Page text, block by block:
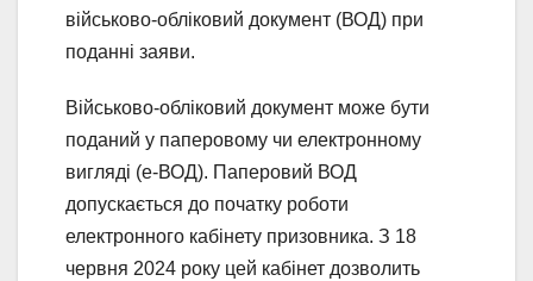
військово-обліковий документ (ВОД) при
поданні заяви.
Військово-обліковий документ може бути
поданий у паперовому чи електронному
вигляді (е-ВОД). Паперовий ВОД
допускається до початку роботи
електронного кабінету призовника. З 18
червня 2024 року цей кабінет дозволить